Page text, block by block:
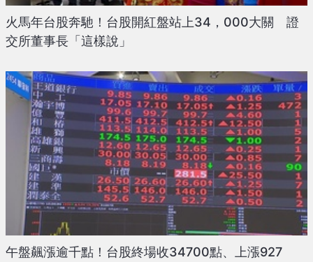
火馬年台股奔馳！台股開紅盤站上34，000大關 證
交所董事長「這樣說」
午盤飆漲逾千點！台股終場收34700點、上漲927